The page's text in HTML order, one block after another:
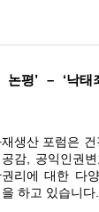
논평’ – ‘낙
재생산 포럼은
공감, 공익인권
권리에 대한 다
하고 있습니다.